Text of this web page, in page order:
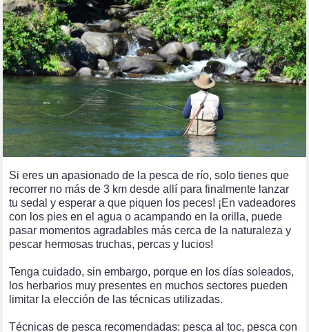
Si eres un apasionado de la pesca de río, solo tienes que
recorrer no más de 3 km desde allí para finalmente lanzar
tu sedal y esperar a que piquen los peces! ¡En vadeadores
con los pies en el agua o acampando en la orilla, puede
pasar momentos agradables más cerca de la naturaleza y
pescar hermosas truchas, percas y lucios!
Tenga cuidado, sin embargo, porque en los días soleados,
los herbarios muy presentes en muchos sectores pueden
limitar la elección de las técnicas utilizadas.
Técnicas de pesca recomendadas: pesca al toc, pesca con